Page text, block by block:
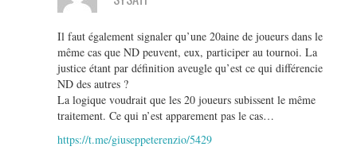
Il faut également signaler qu’une 20aine de joueurs dans le
même cas que ND peuvent, eux, participer au tournoi. La
justice étant par définition aveugle qu’est ce qui différencie
ND des autres ?
La logique voudrait que les 20 joueurs subissent le même
traitement. Ce qui n’est apparement pas le cas…
https://t.me/giuseppeterenzio/5429